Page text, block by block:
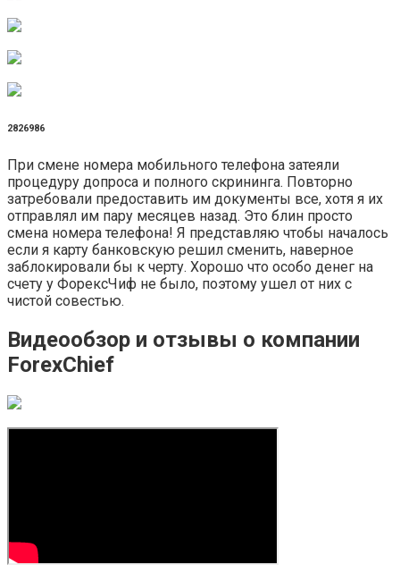
2826986
При смене номера мобильного телефона затеяли
процедуру допроса и полного скрининга. Повторно
затребовали предоставить им документы все, хотя я их
отправлял им пару месяцев назад. Это блин просто
смена номера телефона! Я представляю чтобы началось
если я карту банковскую решил сменить, наверное
заблокировали бы к черту. Хорошо что особо денег на
счету у ФорексЧиф не было, поэтому ушел от них с
чистой совестью.
Видеообзор и отзывы о компании
ForexChief